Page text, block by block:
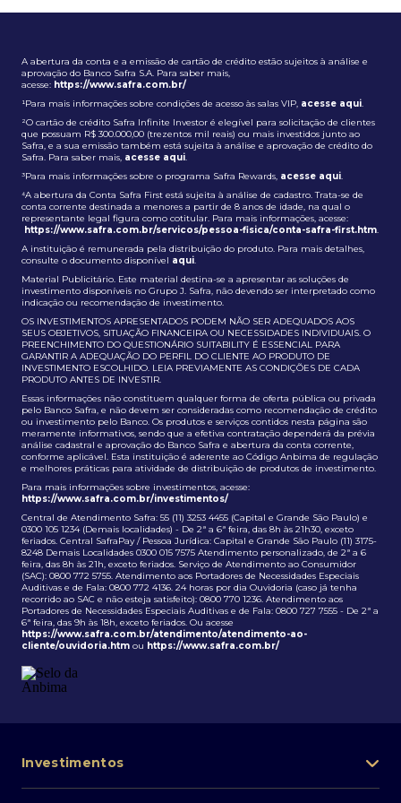
A abertura da conta e a emissão de cartão de crédito estão sujeitos à análise e
aprovação do Banco Safra S.A. Para saber mais,
acesse: https://www.safra.com.br/
¹Para mais informações sobre condições de acesso às salas VIP, acesse aqui.
²O cartão de crédito Safra Infinite Investor é elegível para solicitação de clientes
que possuam R$ 300.000,00 (trezentos mil reais) ou mais investidos junto ao
Safra, e a sua emissão também está sujeita à análise e aprovação de crédito do
Safra. Para saber mais, acesse aqui.
³Para mais informações sobre o programa Safra Rewards, acesse aqui.
⁴A abertura da Conta Safra First está sujeita à análise de cadastro. Trata-se de
conta corrente destinada a menores a partir de 8 anos de idade, na qual o
representante legal figura como cotitular. Para mais informações, acesse:
https://www.safra.com.br/servicos/pessoa-fisica/conta-safra-first.htm.
A instituição é remunerada pela distribuição do produto. Para mais detalhes,
consulte o documento disponível aqui.
Material Publicitário. Este material destina-se a apresentar as soluções de
investimento disponíveis no Grupo J. Safra, não devendo ser interpretado como
indicação ou recomendação de investimento.
OS INVESTIMENTOS APRESENTADOS PODEM NÃO SER ADEQUADOS AOS
SEUS OBJETIVOS, SITUAÇÃO FINANCEIRA OU NECESSIDADES INDIVIDUAIS. O
PREENCHIMENTO DO QUESTIONÁRIO SUITABILITY É ESSENCIAL PARA
GARANTIR A ADEQUAÇÃO DO PERFIL DO CLIENTE AO PRODUTO DE
INVESTIMENTO ESCOLHIDO. LEIA PREVIAMENTE AS CONDIÇÕES DE CADA
PRODUTO ANTES DE INVESTIR.
Essas informações não constituem qualquer forma de oferta pública ou privada
pelo Banco Safra, e não devem ser consideradas como recomendação de crédito
ou investimento pelo Banco. Os produtos e serviços contidos nesta página são
meramente informativos, sendo que a efetiva contratação dependerá da prévia
análise cadastral e aprovação do Banco Safra e abertura da conta corrente,
conforme aplicável. Esta instituição é aderente ao Código Anbima de regulação
e melhores práticas para atividade de distribuição de produtos de investimento.
Para mais informações sobre investimentos, acesse:
https://www.safra.com.br/investimentos/
Central de Atendimento Safra: 55 (11) 3253 4455 (Capital e Grande São Paulo) e
0300 105 1234 (Demais localidades) - De 2ª a 6ª feira, das 8h às 21h30, exceto
feriados. Central SafraPay / Pessoa Jurídica: Capital e Grande São Paulo (11) 3175-
8248 Demais Localidades 0300 015 7575 Atendimento personalizado, de 2ª a 6
feira, das 8h às 21h, exceto feriados. Serviço de Atendimento ao Consumidor
(SAC): 0800 772 5755. Atendimento aos Portadores de Necessidades Especiais
Auditivas e de Fala: 0800 772 4136. 24 horas por dia Ouvidoria (caso já tenha
recorrido ao SAC e não esteja satisfeito): 0800 770 1236. Atendimento aos
Portadores de Necessidades Especiais Auditivas e de Fala: 0800 727 7555 - De 2ª a
6ª feira, das 9h às 18h, exceto feriados. Ou acesse
https://www.safra.com.br/atendimento/atendimento-ao-
cliente/ouvidoria.htm ou https://www.safra.com.br/
Investimentos